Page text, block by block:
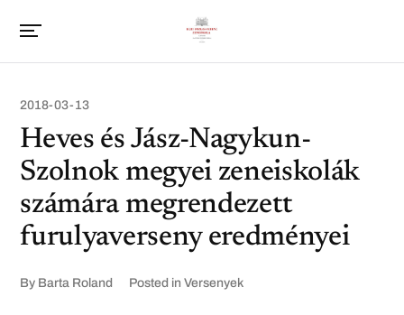
2018-03-13
Heves és Jász-Nagykun-
Szolnok megyei zeneiskolák
számára megrendezett
furulyaverseny eredményei
By Barta Roland Posted in Versenyek